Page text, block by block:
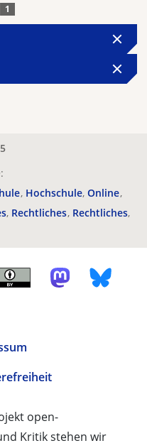
1
Hochschule Online
Rechtliches Rechtliches
open-
Kritik stehen wir